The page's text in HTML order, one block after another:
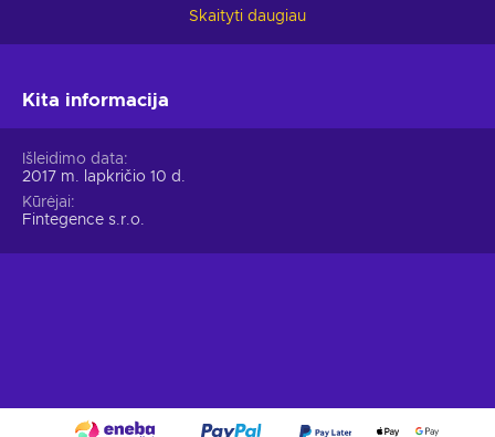
Introduce loved ones to Ethereum’s world.
Set up an Ethereum-compatible wallet.
Input your ETH voucher code.
Provide your email for confirmation.
Choose Ethereum (ETH).
Skaityti daugiau
Kita informacija
Išleidimo data
2017 m. lapkričio 10 d.
Kūrėjai
Fintegence s.r.o.